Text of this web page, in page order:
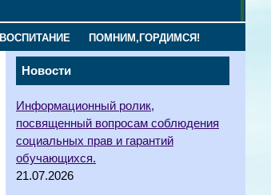
ВОСПИТАНИЕ ПОМНИМ,ГОРДИМСЯ!
Новости
Информационный ролик,
посвященный вопросам соблюдения
социальных прав и гарантий
обучающихся.
21.07.2026